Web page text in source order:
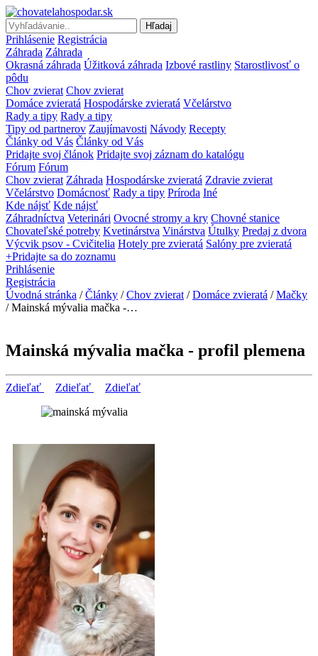
Hľadaj
Prihlásenie Registrácia
Záhrada Záhrada
Okrasná záhrada Úžitková záhrada Izbové rastliny Starostlivosť o
pôdu
Chov zvierat Chov zvierat
Domáce zvieratá Hospodárske zvieratá Včelárstvo
Rady a tipy Rady a tipy
Tipy od partnerov Zaujímavosti Návody Recepty
Články od Vás Články od Vás
Pridajte svoj článok Pridajte svoj záznam do katalógu
Fórum Fórum
Chov zvierat Záhrada Hospodárske zvieratá Zdravie zvierat
Včelárstvo Domácnosť Rady a tipy Príroda Iné
Kde nájsť Kde nájsť
Záhradníctva Veterinári Ovocné stromy a kry Chovné stanice
Chovateľské potreby Kvetinárstva Vinárstva Útulky Predaj z dvora
Výcvik psov - Cvičitelia Hotely pre zvieratá Salóny pre zvieratá
+Pridajte sa do zoznamu
Prihlásenie
Registrácia
Úvodná stránka / Články / Chov zvierat / Domáce zvieratá / Mačky
/ Mainská mývalia mačka -…
Mainská mývalia mačka - profil plemena
Zdieľať Zdieľať Zdieľať